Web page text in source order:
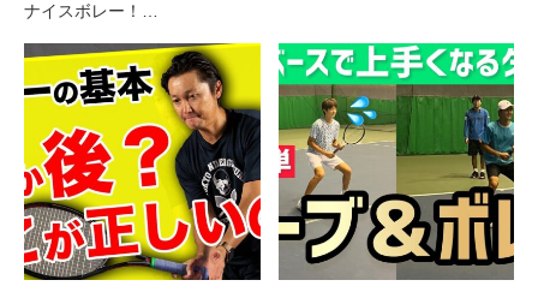
ナイスボレー！…